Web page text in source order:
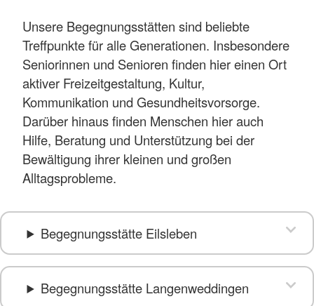
Unsere Begegnungsstätten sind beliebte
Treffpunkte für alle Generationen. Insbesondere
Seniorinnen und Senioren finden hier einen Ort
aktiver Freizeitgestaltung, Kultur,
Kommunikation und Gesundheitsvorsorge.
Darüber hinaus finden Menschen hier auch
Hilfe, Beratung und Unterstützung bei der
Bewältigung ihrer kleinen und großen
Alltagsprobleme.
Begegnungsstätte Eilsleben
Begegnungsstätte Langenweddingen